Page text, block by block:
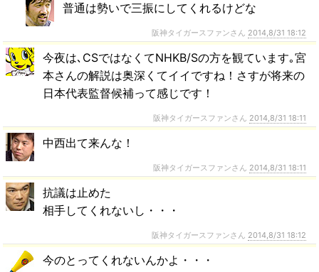
普通は勢いで三振にしてくれるけどな
阪神タイガースファンさん 2014,8/31 18:12
今夜は､CSではなくてNHKB/Sの方を観ています｡宮
本さんの解説は奥深くてイイですね！さすが将来の
日本代表監督候補って感じです！
阪神タイガースファンさん 2014,8/31 18:11
中西出て来んな！
阪神タイガースファンさん 2014,8/31 18:11
抗議は止めた
相手してくれないし・・・
阪神タイガースファンさん 2014,8/31 18:12
今のとってくれないんかよ・・・